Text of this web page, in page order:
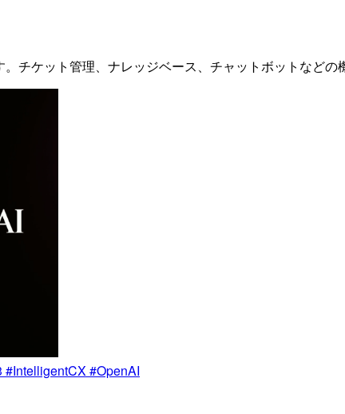
ケット管理、ナレッジベース、チャットボットなどの
#OpenAI